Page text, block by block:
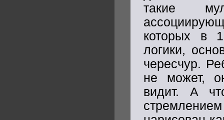
такие
которых в
логики,
чересчур.
не может,
видит. А